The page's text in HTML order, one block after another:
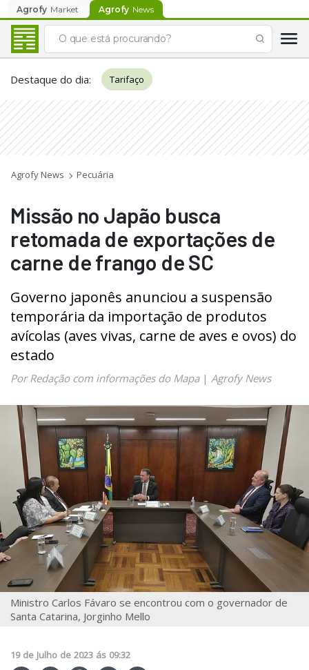
Agrofy Market Agrofy News
Destaque do dia: Tarifaço
Agrofy News Pecuária
Missão no Japão busca
retomada de exportações de
carne de frango de SC
Governo japonês anunciou a suspensão
temporária da importação de produtos
avícolas (aves vivas, carne de aves e ovos) do
estado
Por Redação com informações do Mapa| Agrofy News
Ministro Carlos Fávaro se encontrou com o governador de
Santa Catarina, Jorginho Mello
19 de Julho de 2023 ás 09:32